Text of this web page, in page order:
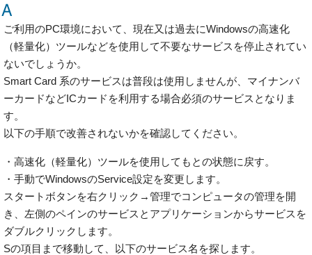
ご利用のPC環境において、現在又は過去にWindowsの高速化
（軽量化）ツールなどを使用して不要なサービスを停止されてい
ないでしょうか。
Smart Card 系のサービスは普段は使用しませんが、マイナンバ
ーカードなどICカードを利用する場合必須のサービスとなりま
す。
以下の手順で改善されないかを確認してください。
・高速化（軽量化）ツールを使用してもとの状態に戻す。
・手動でWindowsのService設定を変更します。
スタートボタンを右クリック→管理でコンピュータの管理を開
き、左側のペインのサービスとアプリケーションからサービスを
ダブルクリックします。
Sの項目まで移動して、以下のサービス名を探します。